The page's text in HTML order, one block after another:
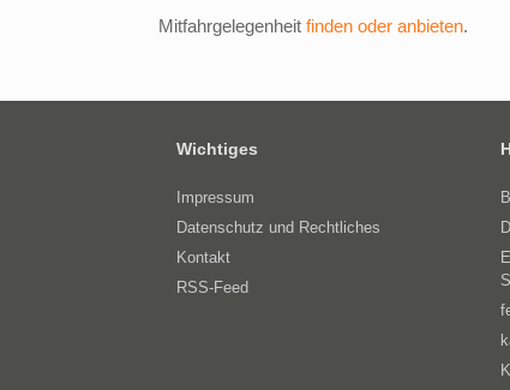
Mitfahrgelegenheit finden oder anbieten.
Wichtiges
Impressum
Datenschutz und Rechtliches
Kontakt
RSS-Feed